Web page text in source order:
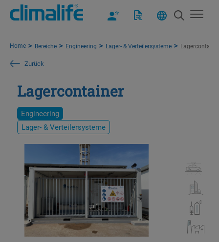
Home Bereiche Engineering Lager- & Verteilersysteme
Zurück
Lagercontainer
Engineering
Lager- & Verteilersysteme